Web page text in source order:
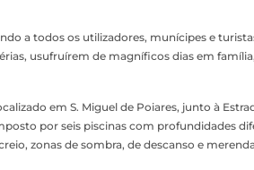
a todos os utilizadores, munícipes e
usufruírem de magníficos dias em
em S. Miguel de Poiares, junto à
por seis piscinas com profundidades
zonas de sombra, de descanso e